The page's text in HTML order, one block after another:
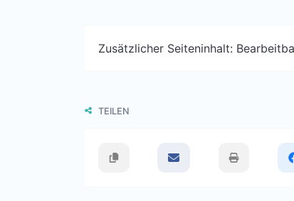
Zusätzlicher Seiteninhalt:
TEILEN